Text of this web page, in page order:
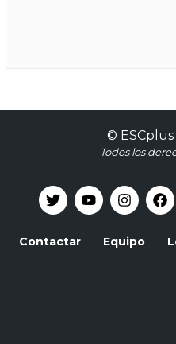
© ESCplus
Todos los
Contactar Equipo